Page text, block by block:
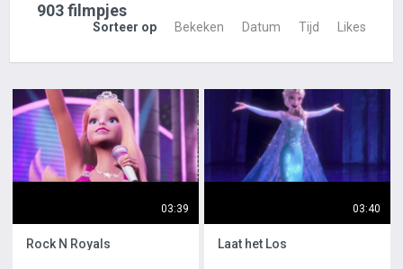
903 filmpjes
Sorteer op Bekeken Datum Tijd Likes
03:39
Rock N Royals
03:40
Laat het Los